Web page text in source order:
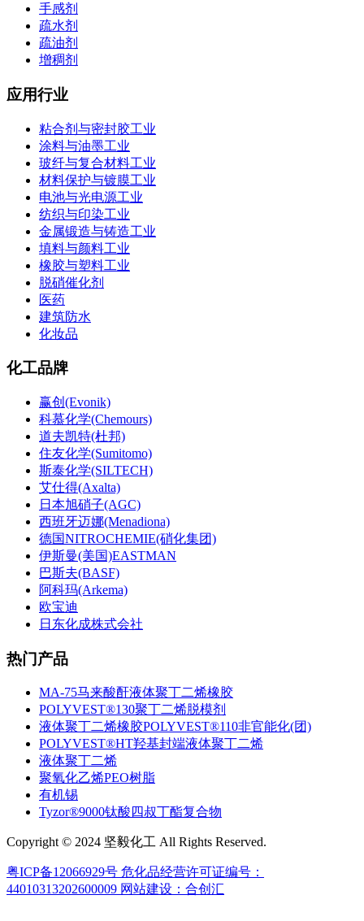
手感剂
疏水剂
疏油剂
增稠剂
应用行业
粘合剂与密封胶工业
涂料与油墨工业
玻纤与复合材料工业
材料保护与镀膜工业
电池与光电源工业
纺织与印染工业
金属锻造与铸造工业
填料与颜料工业
橡胶与塑料工业
脱硝催化剂
医药
建筑防水
化妆品
化工品牌
赢创(Evonik)
科慕化学(Chemours)
道夫凯特(杜邦)
住友化学(Sumitomo)
斯泰化学(SILTECH)
艾仕得(Axalta)
日本旭硝子(AGC)
西班牙迈娜(Menadiona)
德国NITROCHEMIE(硝化集团)
伊斯曼(美国)EASTMAN
巴斯夫(BASF)
阿科玛(Arkema)
欧宝迪
日东化成株式会社
热门产品
MA-75马来酸酐液体聚丁二烯橡胶
POLYVEST®130聚丁二烯脱模剂
液体聚丁二烯橡胶POLYVEST®110非官能化(团)
POLYVEST®HT羟基封端液体聚丁二烯
液体聚丁二烯
聚氧化乙烯PEO树脂
有机锡
Tyzor®9000钛酸四叔丁酯复合物
Copyright © 2024 坚毅化工 All Rights Reserved.
粤ICP备12066929号 危化品经营许可证编号：
44010313202600009 网站建设：合创汇